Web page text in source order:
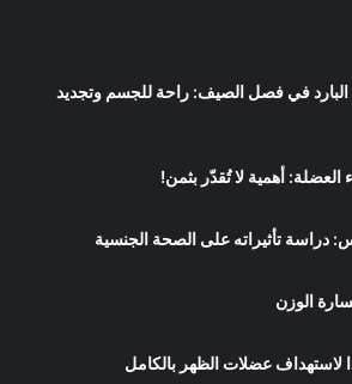
البارد في فصل الصيف: راحة للجسم وتجديد
العضلة: أهمية لا تُقدّر بثمن!
دراسة تأثيراته على الصحة الجنسية
الوزن
لاستهداف عضلات الظهر بالكامل